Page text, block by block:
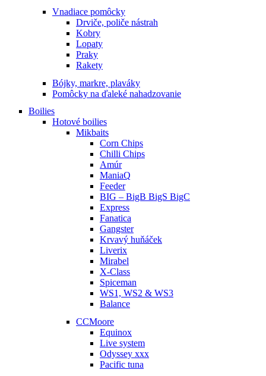
Vnadiace pomôcky
Drviče, poliče nástrah
Kobry
Lopaty
Praky
Rakety
Bójky, markre, plaváky
Pomôcky na ďaleké nahadzovanie
Boilies
Hotové boilies
Mikbaits
Corn Chips
Chilli Chips
Amúr
ManiaQ
Feeder
BIG – BigB BigS BigC
Express
Fanatica
Gangster
Krvavý huňáček
Liverix
Mirabel
X-Class
Spiceman
WS1, WS2 & WS3
Balance
CCMoore
Equinox
Live system
Odyssey xxx
Pacific tuna